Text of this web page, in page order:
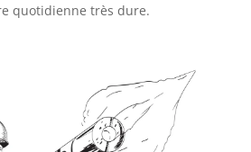
quotidienne très dure.